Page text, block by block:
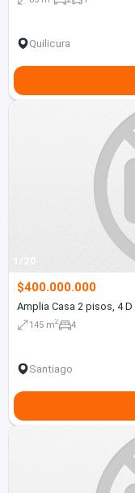
Quilicura
1/20
$400.000.000
145 m2 4
Santiago